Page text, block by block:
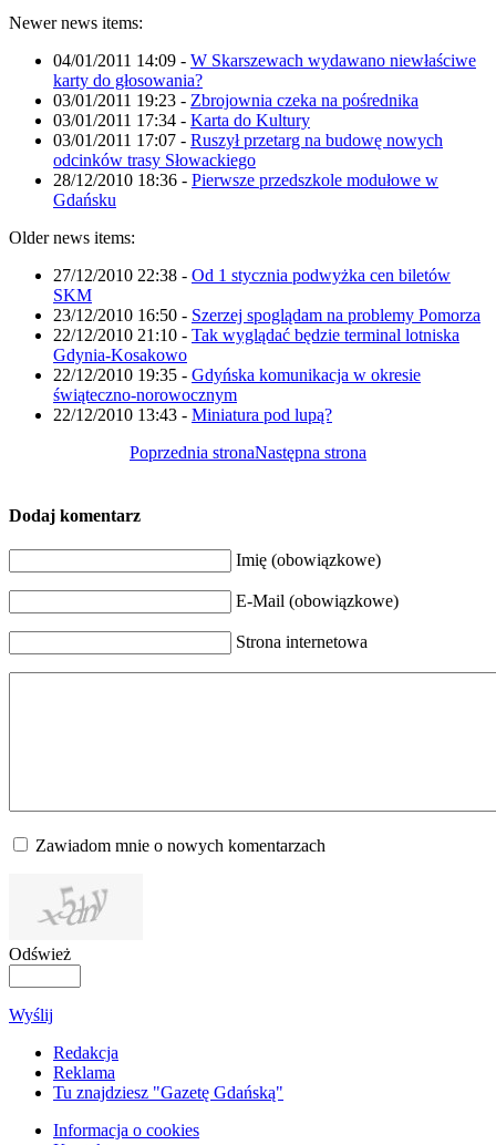
Newer news items:
04/01/2011 14:09 - W Skarszewach wydawano niewłaściwe
karty do głosowania?
03/01/2011 19:23 - Zbrojownia czeka na pośrednika
03/01/2011 17:34 - Karta do Kultury
03/01/2011 17:07 - Ruszył przetarg na budowę nowych
odcinków trasy Słowackiego
28/12/2010 18:36 - Pierwsze przedszkole modułowe w
Gdańsku
Older news items:
27/12/2010 22:38 - Od 1 stycznia podwyżka cen biletów
SKM
23/12/2010 16:50 - Szerzej spoglądam na problemy Pomorza
22/12/2010 21:10 - Tak wyglądać będzie terminal lotniska
Gdynia-Kosakowo
22/12/2010 19:35 - Gdyńska komunikacja w okresie
świąteczno-norowocznym
22/12/2010 13:43 - Miniatura pod lupą?
Poprzednia stronaNastępna strona
Dodaj komentarz
Imię (obowiązkowe)
E-Mail (obowiązkowe)
Strona internetowa
Zawiadom mnie o nowych komentarzach
Odśwież
Wyślij
Redakcja
Reklama
Tu znajdziesz "Gazetę Gdańską"
Informacja o cookies